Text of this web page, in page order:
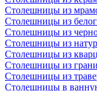
Столешницы из
Столешницы из
Столешницы из
Столешницы из
Столешницы из
Столешницы из
Столешницы из
Столешницы в